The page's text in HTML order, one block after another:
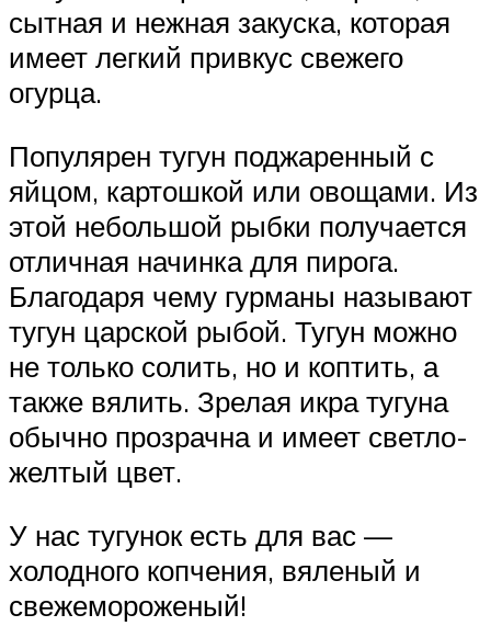
сытная и нежная закуска, которая
имеет легкий привкус свежего
огурца.
Популярен тугун поджаренный с
яйцом, картошкой или овощами. Из
этой небольшой рыбки получается
отличная начинка для пирога.
Благодаря чему гурманы называют
тугун царской рыбой. Тугун можно
не только солить, но и коптить, а
также вялить. Зрелая икра тугуна
обычно прозрачна и имеет светло-
желтый цвет.
У нас тугунок есть для вас —
холодного копчения, вяленый и
свежемороженый!